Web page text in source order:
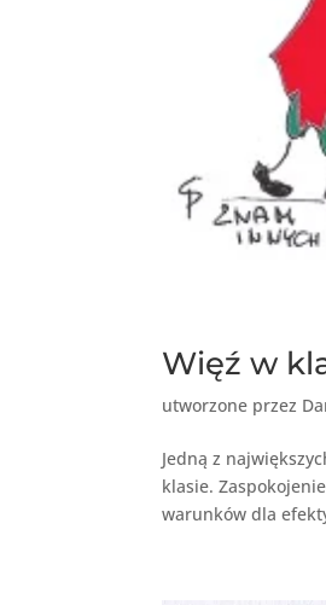
Więź w
utworzone przez
Jedną z
klasie.
warunków dla